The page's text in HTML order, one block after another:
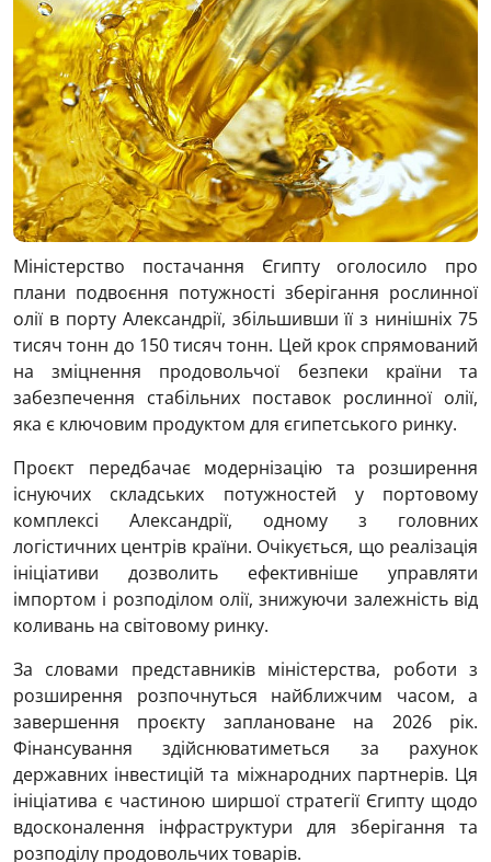
Міністерство постачання Єгипту оголосило про
плани подвоєння потужності зберігання рослинної
олії в порту Александрії, збільшивши її з нинішніх 75
тисяч тонн до 150 тисяч тонн. Цей крок спрямований
на зміцнення продовольчої безпеки країни та
забезпечення стабільних поставок рослинної олії,
яка є ключовим продуктом для єгипетського ринку.
Проєкт передбачає модернізацію та розширення
існуючих складських потужностей у портовому
комплексі Александрії, одному з головних
логістичних центрів країни. Очікується, що реалізація
ініціативи дозволить ефективніше управляти
імпортом і розподілом олії, знижуючи залежність від
коливань на світовому ринку.
За словами представників міністерства, роботи з
розширення розпочнуться найближчим часом, а
завершення проєкту заплановане на 2026 рік.
Фінансування здійснюватиметься за рахунок
державних інвестицій та міжнародних партнерів. Ця
ініціатива є частиною ширшої стратегії Єгипту щодо
вдосконалення інфраструктури для зберігання та
розподілу продовольчих товарів.